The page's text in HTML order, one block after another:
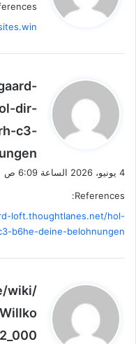
ل
ي
ل
dir-
c3-
4 يونيو، 2026 الساعة 6:09 ص
References:
loft.thoughtlanes.net/hol-
b6he-deine-belohnungen
ي
و
ل
wiki/